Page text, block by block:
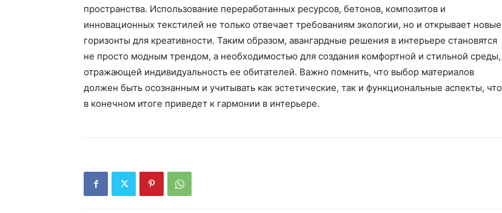
пространства. Использование переработанных ресурсов, бетонов, композитов и
инновационных текстилей не только отвечает требованиям экологии, но и открывает новые
горизонты для креативности. Таким образом, авангардные решения в интерьере становятся
не просто модным трендом, а необходимостью для создания комфортной и стильной среды,
отражающей индивидуальность ее обитателей. Важно помнить, что выбор материалов
должен быть осознанным и учитывать как эстетические, так и функциональные аспекты, что
в конечном итоге приведет к гармонии в интерьере.